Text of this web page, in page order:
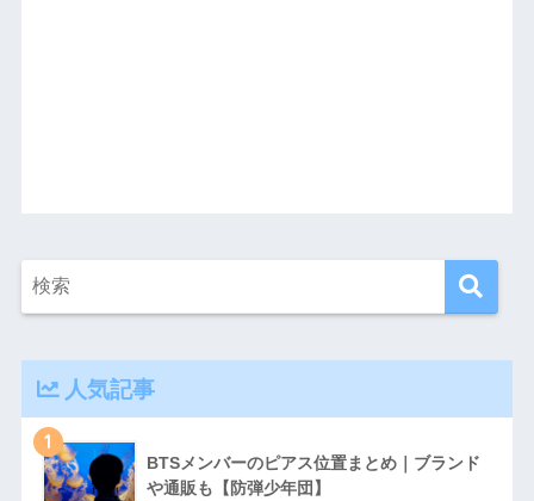
人気記事
1
BTSメンバーのピアス位置まとめ｜ブランド
や通販も【防弾少年団】